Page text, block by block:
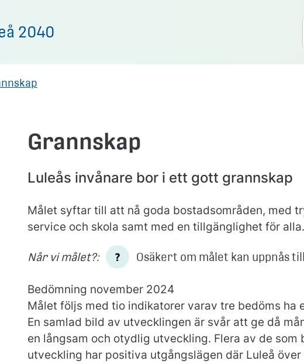
2040
Grannskap
Luleås invånare bor i ett gott grannskap
Målet syftar till att nå goda bostadsområden, med
service och skola samt med en tillgänglighet för alla.
Når vi målet?: Osäkert om målet kan uppnås
Bedömning november 2024
Målet följs med tio indikatorer varav tre bedöms ha
En samlad bild av utvecklingen är svår att ge då
en långsam och otydlig utveckling. Flera av de som
utveckling har positiva utgångslägen där Luleå